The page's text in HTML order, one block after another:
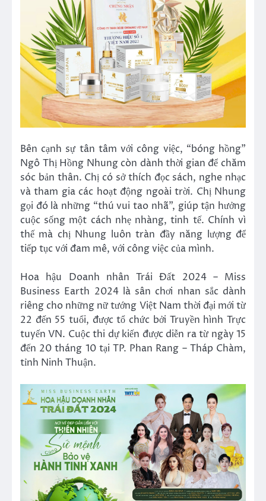
Bên cạnh sự tân tâm với công việc, “bóng hồng”
Ngô Thị Hồng Nhung còn dành thời gian để chăm
sóc bản thân. Chị có sở thích đọc sách, nghe nhạc
và tham gia các hoạt động ngoài trời. Chị Nhung
gọi đó là những “thú vui tao nhã”, giúp tận hưởng
cuộc sống một cách nhẹ nhàng, tinh tế. Chính vì
thế mà chị Nhung luôn tràn đầy năng lượng để
tiếp tục với đam mê, với công việc của mình.
Hoa hậu Doanh nhân Trái Đất 2024 – Miss
Business Earth 2024 là sân chơi nhan sắc dành
riêng cho những nữ tướng Việt Nam thời đại mới từ
22 đến 55 tuổi, được tổ chức bởi Truyền hình Trực
tuyến VN. Cuộc thi dự kiến được diễn ra từ ngày 15
đến 20 tháng 10 tại TP. Phan Rang – Tháp Chàm,
tỉnh Ninh Thuận.